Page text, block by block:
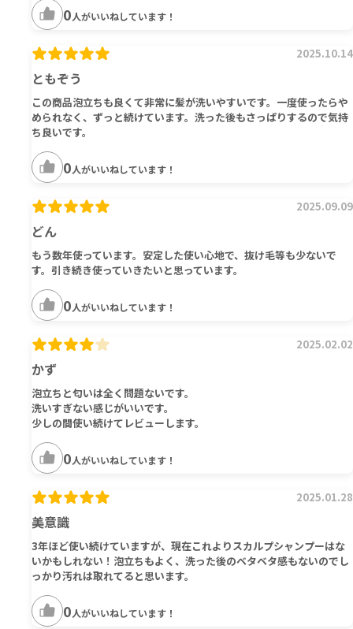
0人がいいねしています！
ともぞう
2025.10.14
この商品泡立ちも良くて非常に髪が洗いやすいです。一度使ったらや
められなく、ずっと続けています。洗った後もさっぱりするので気持
ち良いです。
0人がいいねしています！
どん
2025.09.09
もう数年使っています。安定した使い心地で、抜け毛等も少ないで
す。引き続き使っていきたいと思っています。
0人がいいねしています！
かず
2025.02.02
泡立ちと匂いは全く問題ないです。
洗いすぎない感じがいいです。
少しの間使い続けてレビューします。
0人がいいねしています！
美意識
2025.01.28
3年ほど使い続けていますが、現在これよりスカルプシャンプーはな
いかもしれない！泡立ちもよく、洗った後のベタベタ感もないのでし
っかり汚れは取れてると思います。
0人がいいねしています！